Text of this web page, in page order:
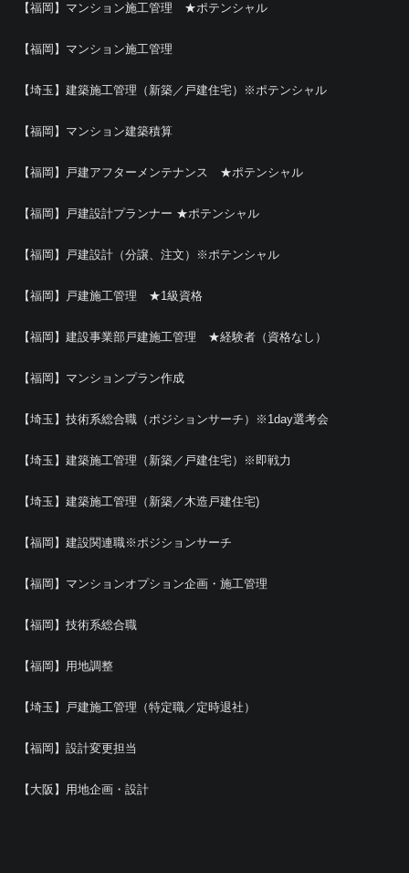
【福岡】マンション施工管理 ★ポテンシャル
【福岡】マンション施工管理
【埼玉】建築施工管理（新築／戸建住宅）※ポテンシャル
【福岡】マンション建築積算
【福岡】戸建アフターメンテナンス ★ポテンシャル
【福岡】戸建設計プランナー ★ポテンシャル
【福岡】戸建設計（分譲、注文）※ポテンシャル
【福岡】戸建施工管理 ★1級資格
【福岡】建設事業部戸建施工管理 ★経験者（資格なし）
【福岡】マンションプラン作成
【埼玉】技術系総合職（ポジションサーチ）※1day選考会
【埼玉】建築施工管理（新築／戸建住宅）※即戦力
【埼玉】建築施工管理（新築／木造戸建住宅)
【福岡】建設関連職※ポジションサーチ
【福岡】マンションオプション企画・施工管理
【福岡】技術系総合職
【福岡】用地調整
【埼玉】戸建施工管理（特定職／定時退社）
【福岡】設計変更担当
【大阪】用地企画・設計